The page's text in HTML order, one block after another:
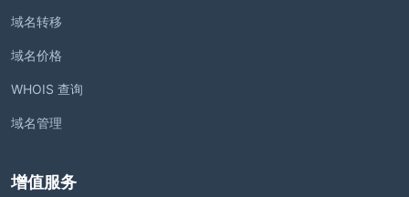
域名转移
域名价格
WHOIS 查询
域名管理
增值服务